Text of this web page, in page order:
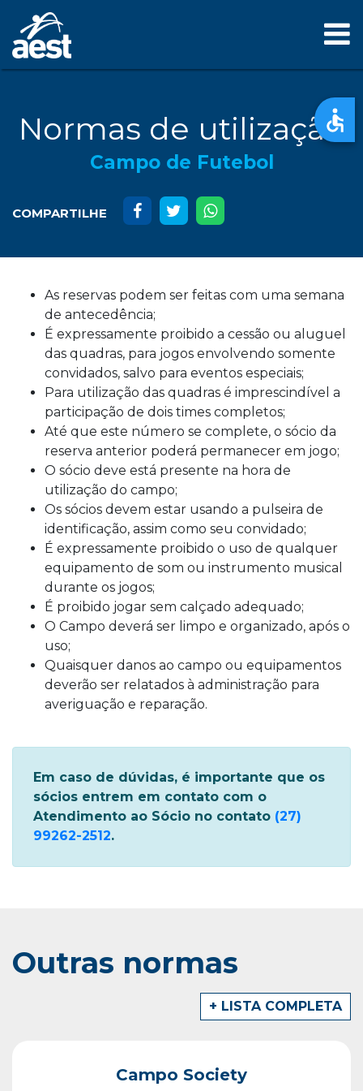
Normas de utilização
Campo de Futebol
COMPARTILHE
As reservas podem ser feitas com uma semana
de antecedência;
É expressamente proibido a cessão ou aluguel
das quadras, para jogos envolvendo somente
convidados, salvo para eventos especiais;
Para utilização das quadras é imprescindível a
participação de dois times completos;
Até que este número se complete, o sócio da
reserva anterior poderá permanecer em jogo;
O sócio deve está presente na hora de
utilização do campo;
Os sócios devem estar usando a pulseira de
identificação, assim como seu convidado;
É expressamente proibido o uso de qualquer
equipamento de som ou instrumento musical
durante os jogos;
É proibido jogar sem calçado adequado;
O Campo deverá ser limpo e organizado, após o
uso;
Quaisquer danos ao campo ou equipamentos
deverão ser relatados à administração para
averiguação e reparação.
Em caso de dúvidas, é importante que os
sócios entrem em contato com o
Atendimento ao Sócio no contato (27)
99262-2512.
Outras normas
+ LISTA COMPLETA
Campo Society